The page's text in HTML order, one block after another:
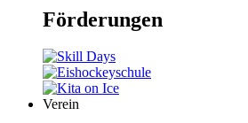
Förderungen
Verein